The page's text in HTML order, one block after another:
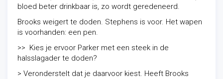
bloed beter drinkbaar is, zo wordt geredeneerd.
Brooks weigert te doden. Stephens is voor. Het wapen
is voorhanden: een pen.
>> Kies je ervoor Parker met een steek in de
halsslagader te doden?
> Veronderstelt dat je daarvoor kiest. Heeft Brooks